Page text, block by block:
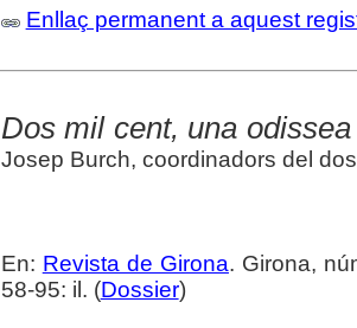
Enllaç permanent a aquest
Dos mil cent, una
Josep Burch, coordinadors del
En: Revista de Girona. Girona,
58-95: il. (Dossier)